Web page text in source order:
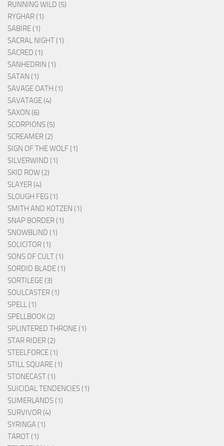
RUNNING WILD (5)
RYGHAR (1)
SABÏRE (1)
SACRAL NIGHT (1)
SACRED (1)
SANHEDRIN (1)
SATAN (1)
SAVAGE OATH (1)
SAVATAGE (4)
SAXON (6)
SCORPIONS (5)
SCREAMER (2)
SIGN OF THE WOLF (1)
SILVERWIND (1)
SKID ROW (2)
SLAYER (4)
SLOUGH FEG (1)
SMITH AND KOTZEN (1)
SNAP BORDER (1)
SNOWBLIND (1)
SOLICITOR (1)
SONS OF CULT (1)
SORDID BLADE (1)
SORTILEGE (3)
SOULCASTER (1)
SPELL (1)
SPELLBOOK (2)
SPLINTERED THRONE (1)
STAR RIDER (2)
STEELFORCE (1)
STILL SQUARE (1)
STONECAST (1)
SUICIDAL TENDENCIES (1)
SUMERLANDS (1)
SURVIVOR (4)
SYRINGA (1)
TAROT (1)